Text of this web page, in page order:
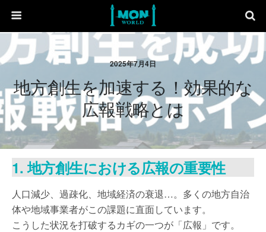
2025年7月4日
地方創生を加速する！効果的な
広報戦略とは
1. 地方創生における広報の重要性
人口減少、過疎化、地域経済の衰退…。多くの地方自治
体や地域事業者がこの課題に直面しています。
こうした状況を打破するカギの一つが「広報」です。